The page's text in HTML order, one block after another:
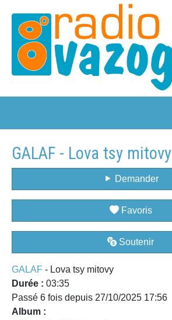
GALAF - Lova tsy mitovy
Demander
Favoris
Soutenir
GALAF - Lova tsy mitovy
Durée : 03:35
Passé 6 fois depuis 27/10/2025 17:56
Album :